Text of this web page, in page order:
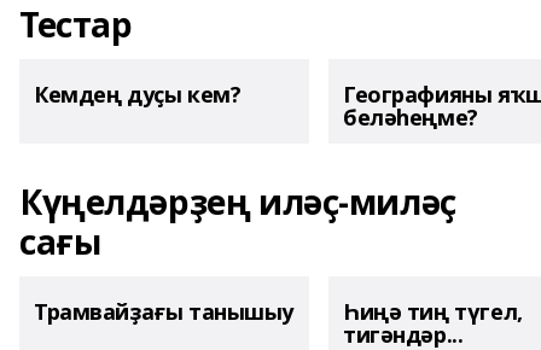
Тестар
Кемдең дуҫы кем? Географияны
беләһеңме?
Күңелдәрҙең иләҫ-миләҫ
сағы
Трамвайҙағы танышыу Һиңә тиң түгел,
тигәндәр...